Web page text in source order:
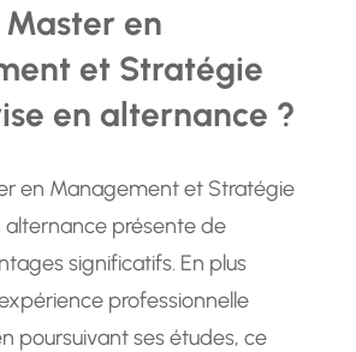
en
et Stratégie
en alternance ?
en Management et Stratégie
alternance présente de
significatifs. En plus
professionnelle
poursuivant ses études, ce